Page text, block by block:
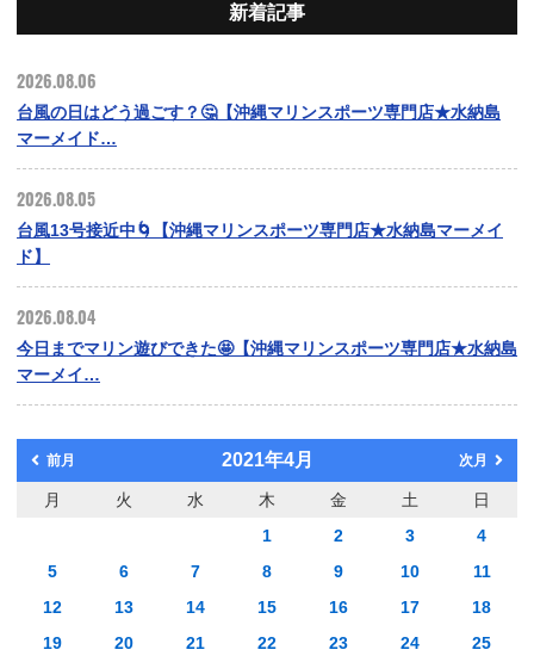
新着記事
2026.08.06
台風の日はどう過ごす？🤔【沖縄マリンスポーツ専門店★水納島
マーメイド…
2026.08.05
台風13号接近中🌀【沖縄マリンスポーツ専門店★水納島マーメイ
ド】
2026.08.04
今日までマリン遊びできた🤩【沖縄マリンスポーツ専門店★水納島
マーメイ…
前月 2021年4月 次月
月 火 水 木 金 土
日
1
2 3
4
5
6 7 8 9 10
11
12
13 14 15 16 17
18
19
20 21 22 23 24 25